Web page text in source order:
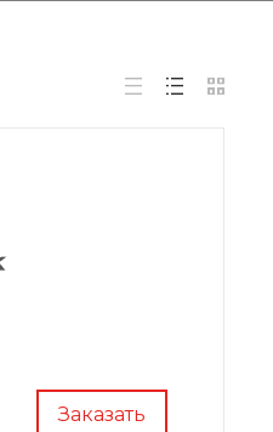
Заказать